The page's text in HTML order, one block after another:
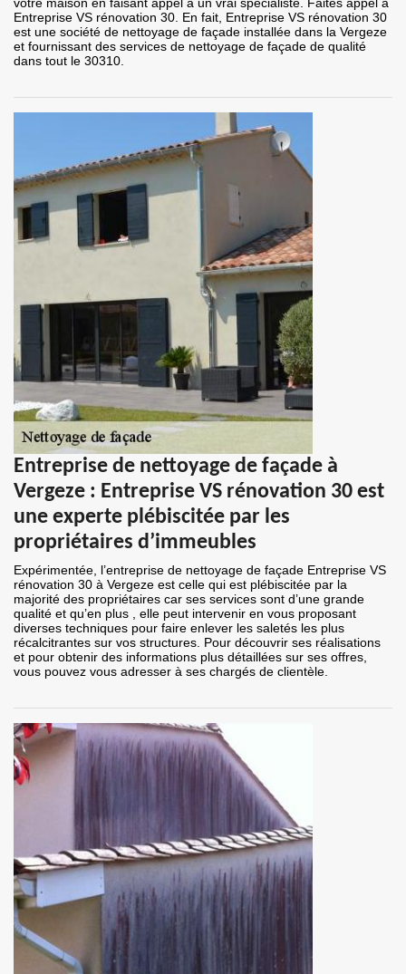
votre maison en faisant appel à un vrai spécialiste. Faites appel à
Entreprise VS rénovation 30. En fait, Entreprise VS rénovation 30
est une société de nettoyage de façade installée dans la Vergeze
et fournissant des services de nettoyage de façade de qualité
dans tout le 30310.
Entreprise de nettoyage de façade à
Vergeze : Entreprise VS rénovation 30 est
une experte plébiscitée par les
propriétaires d’immeubles
Expérimentée, l’entreprise de nettoyage de façade Entreprise VS
rénovation 30 à Vergeze est celle qui est plébiscitée par la
majorité des propriétaires car ses services sont d’une grande
qualité et qu’en plus , elle peut intervenir en vous proposant
diverses techniques pour faire enlever les saletés les plus
récalcitrantes sur vos structures. Pour découvrir ses réalisations
et pour obtenir des informations plus détaillées sur ses offres,
vous pouvez vous adresser à ses chargés de clientèle.